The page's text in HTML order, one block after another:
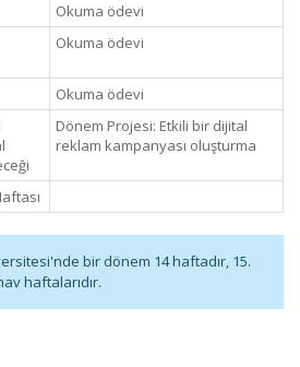
Okuma ödevi
Okuma ödevi
Okuma ödevi
Dönem Projesi: Etkili bir dijital
reklam kampanyası oluşturma
bir dönem 14 haftadır, 15.
haftalarıdır.